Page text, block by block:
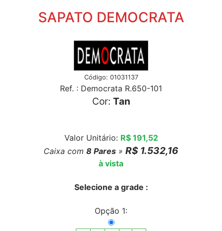
SAPATO DEMOCRATA
Código: 01031137
Ref. : Democrata R.650-101
Cor: Tan
Valor Unitário: R$ 191,52
Caixa com 8 Pares » R$ 1.532,16
à vista
Selecione a grade :
Opção 1: